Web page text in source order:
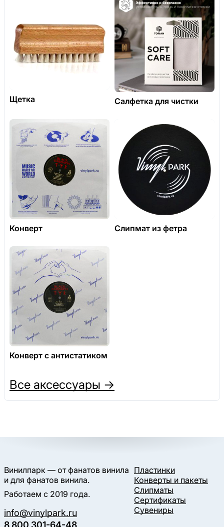
Щетка Салфетка для чистки
Конверт Слипмат из фетра
Конверт с антистатиком
Все аксессуары →
Винилпарк — от фанатов винила
и для фанатов винила.
Работаем с 2019 года.
info@vinylpark.ru
8 800 301-64-48
Пластинки
Конверты и пакеты
Слипматы
Сертификаты
Сувениры